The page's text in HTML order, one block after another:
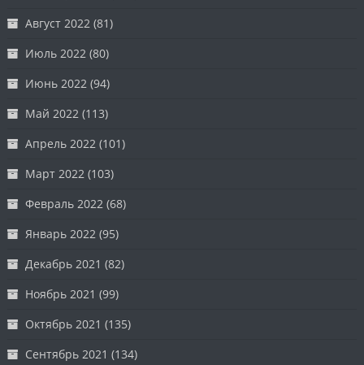
Август 2022 (81)
Июль 2022 (80)
Июнь 2022 (94)
Май 2022 (113)
Апрель 2022 (101)
Март 2022 (103)
Февраль 2022 (68)
Январь 2022 (95)
Декабрь 2021 (82)
Ноябрь 2021 (99)
Октябрь 2021 (135)
Сентябрь 2021 (134)